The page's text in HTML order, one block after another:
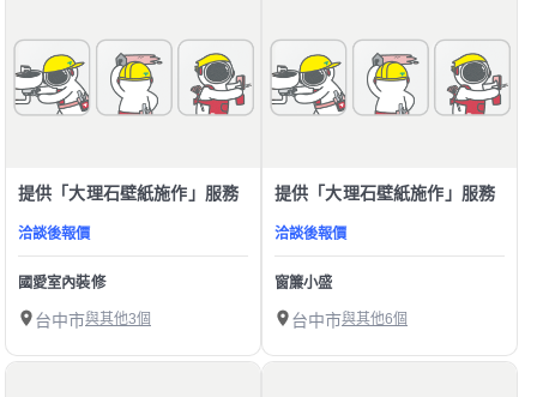
提供「大理石壁紙施作」服務
洽談後報價
國愛室內裝修
台中市與其他3個
提供「大理石壁紙施作」服務
洽談後報價
窗簾小盛
台中市與其他6個